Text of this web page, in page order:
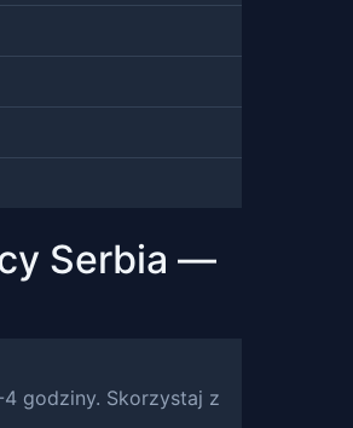
Serbia —
godziny. Skorzystaj z